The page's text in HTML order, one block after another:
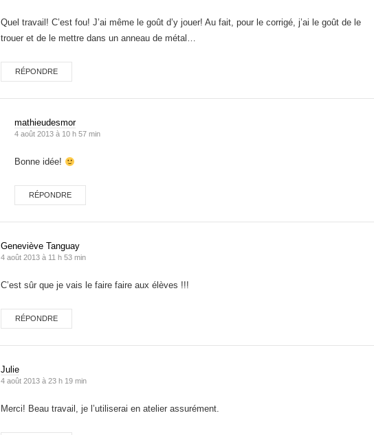
Quel travail! C’est fou! J’ai même le goût d’y jouer! Au fait, pour le corrigé, j’ai le goût de le
trouer et de le mettre dans un anneau de métal…
RÉPONDRE
mathieudesmor
4 août 2013 à 10 h 57 min
Bonne idée!
RÉPONDRE
Geneviève Tanguay
4 août 2013 à 11 h 53 min
C’est sûr que je vais le faire faire aux élèves !!!
RÉPONDRE
Julie
4 août 2013 à 23 h 19 min
Merci! Beau travail, je l’utiliserai en atelier assurément.